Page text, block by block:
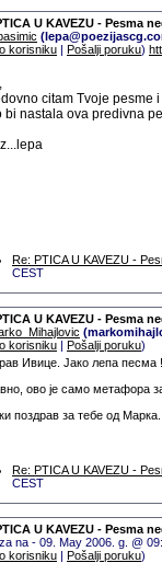
U KAVEZU - Pesma
korisniku | Pošalji poruku)
citam Tvoje pesme
bi nastala ova predivna
Re: PTICA U KAVEZU -
CEST
U KAVEZU - Pesma
korisniku | Pošalji poruku)
Ивице. Јако лепа песма !
ово је само метафора
поздрав за тебе од Марка...
Re: PTICA U KAVEZU -
CEST
U KAVEZU - Pesma
na - 09. May 2006. g. @
korisniku | Pošalji poruku)